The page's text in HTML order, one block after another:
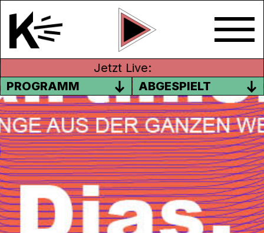
Jetzt Live:
PROGRAMM
ABGESPIELT
#04 THE NEW CAPE TOWN
BALLROOM SCENE AUS
KAPSTADT
Airtime! Episode 4 mit der Ballroom Szene
aus Capetown